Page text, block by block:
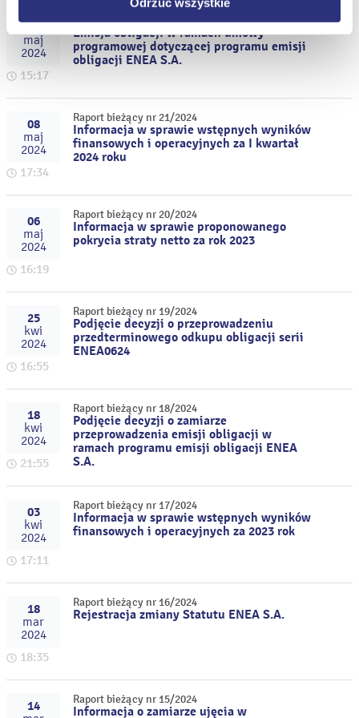
10
maj
2024
15:17
Raport bieżący nr 22/2024
Emisja obligacji w ramach umowy
programowej dotyczącej programu emisji
obligacji ENEA S.A.
08
maj
2024
17:34
Raport bieżący nr 21/2024
Informacja w sprawie wstępnych wyników
finansowych i operacyjnych za I kwartał
2024 roku
06
maj
2024
16:19
Raport bieżący nr 20/2024
Informacja w sprawie proponowanego
pokrycia straty netto za rok 2023
25
kwi
2024
16:55
Raport bieżący nr 19/2024
Podjęcie decyzji o przeprowadzeniu
przedterminowego odkupu obligacji serii
ENEA0624
18
kwi
2024
21:55
Raport bieżący nr 18/2024
Podjęcie decyzji o zamiarze
przeprowadzenia emisji obligacji w
ramach programu emisji obligacji ENEA
S.A.
03
kwi
2024
17:11
Raport bieżący nr 17/2024
Informacja w sprawie wstępnych wyników
finansowych i operacyjnych za 2023 rok
18
mar
2024
18:35
Raport bieżący nr 16/2024
Rejestracja zmiany Statutu ENEA S.A.
14
Raport bieżący nr 15/2024
Informacja o zamiarze ujęcia w